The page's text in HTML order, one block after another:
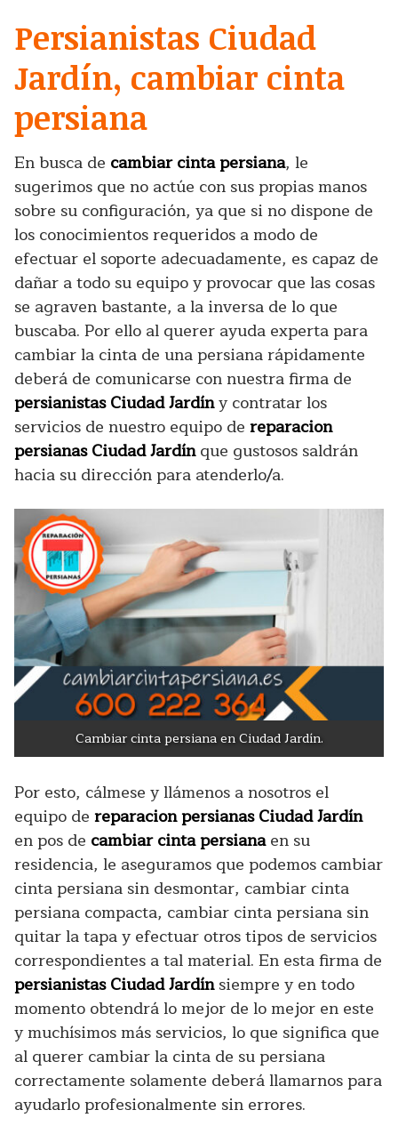
Persianistas Ciudad
Jardín, cambiar cinta
persiana
En busca de cambiar cinta persiana, le
sugerimos que no actúe con sus propias manos
sobre su configuración, ya que si no dispone de
los conocimientos requeridos a modo de
efectuar el soporte adecuadamente, es capaz de
dañar a todo su equipo y provocar que las cosas
se agraven bastante, a la inversa de lo que
buscaba. Por ello al querer ayuda experta para
cambiar la cinta de una persiana rápidamente
deberá de comunicarse con nuestra firma de
persianistas Ciudad Jardíny contratar los
servicios de nuestro equipo de reparacion
persianas Ciudad Jardínque gustosos saldrán
hacia su dirección para atenderlo/a.
Cambiar cinta persiana en Ciudad Jardín.
Por esto, cálmese y llámenos a nosotros el
equipo de reparacion persianas Ciudad Jardín
en pos de cambiar cinta persianaen su
residencia, le aseguramos que podemos cambiar
cinta persiana sin desmontar, cambiar cinta
persiana compacta, cambiar cinta persiana sin
quitar la tapa y efectuar otros tipos de servicios
correspondientes a tal material. En esta firma de
persianistas Ciudad Jardínsiempre y en todo
momento obtendrá lo mejor de lo mejor en este
y muchísimos más servicios, lo que significa que
al querer cambiar la cinta de su persiana
correctamente solamente deberá llamarnos para
ayudarlo profesionalmente sin errores.